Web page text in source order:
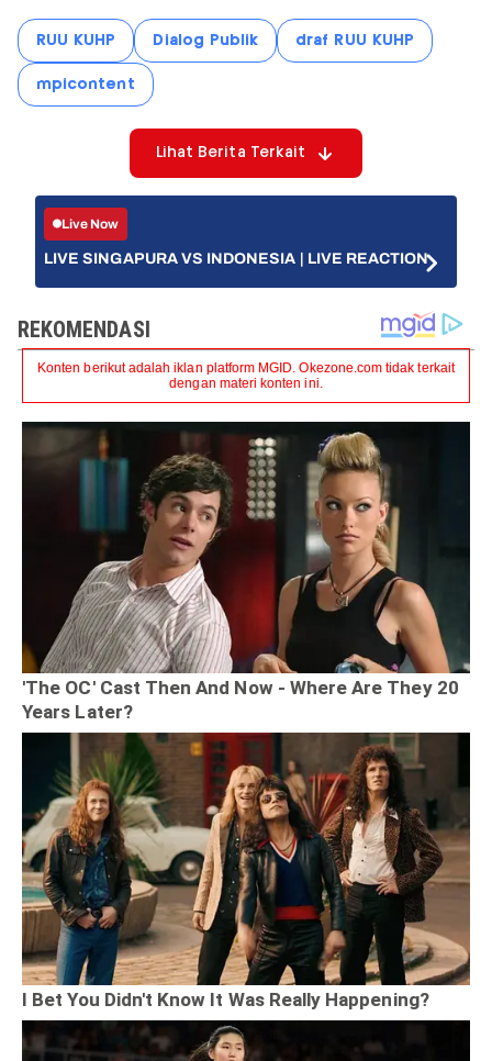
RUU KUHP Dialog Publik draf RUU KUHP
mpicontent
Lihat Berita Terkait
Live Now
LIVE SINGAPURA VS INDONESIA | LIVE REACTION